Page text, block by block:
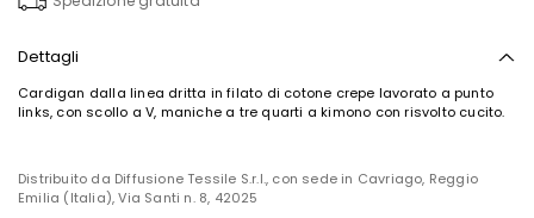
Dettagli
Cardigan dalla linea dritta in filato di cotone crepe lavorato a punto
links, con scollo a V, maniche a tre quarti a kimono con risvolto cucito.
Distribuito da Diffusione Tessile S.r.l., con sede in Cavriago, Reggio
Emilia (Italia), Via Santi n. 8, 42025